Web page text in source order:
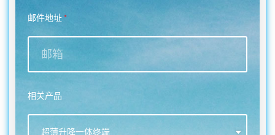
邮件地址
相关产品